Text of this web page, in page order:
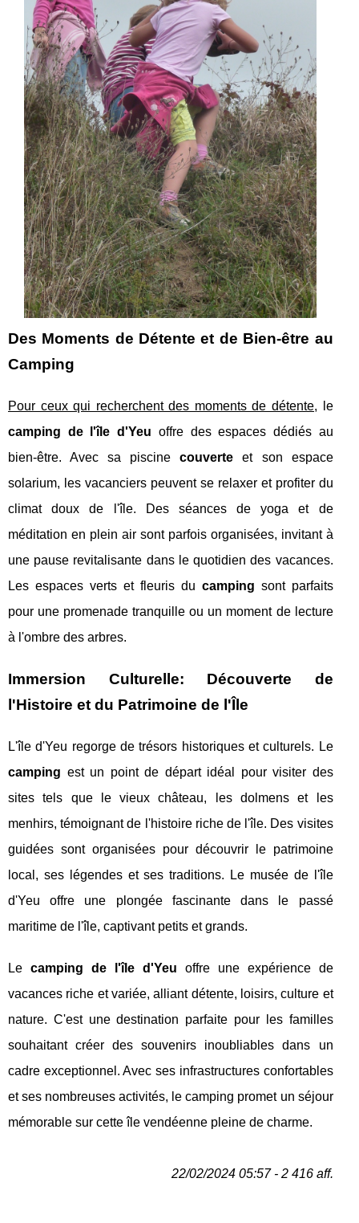
Des Moments de Détente et de Bien-être au
Camping
Pour ceux qui recherchent des moments de détente, le
camping de l'île d'Yeu offre des espaces dédiés au
bien-être. Avec sa piscinecouverte et son espace
solarium, les vacanciers peuvent se relaxer et profiter du
climat doux de l'île. Des séances de yoga et de
méditation en plein air sont parfois organisées, invitant à
une pause revitalisante dans le quotidien des vacances.
Les espaces verts et fleuris du camping sont parfaits
pour une promenade tranquille ou un moment de lecture
à l'ombre des arbres.
Immersion Culturelle: Découverte de
l'Histoire et du Patrimoine de l'Île
L'île d'Yeu regorge de trésors historiques et culturels. Le
camping est un point de départ idéal pour visiter des
sites tels que le vieux château, les dolmens et les
menhirs, témoignant de l'histoire riche de l'île. Des visites
guidées sont organisées pour découvrir le patrimoine
local, ses légendes et ses traditions. Le musée de l'île
d'Yeu offre une plongée fascinante dans le passé
maritime de l'île, captivant petits et grands.
Le camping de l'île d'Yeu offre une expérience de
vacances riche et variée, alliant détente, loisirs, culture et
nature. C'est une destination parfaite pour les familles
souhaitant créer des souvenirs inoubliables dans un
cadre exceptionnel. Avec ses infrastructures confortables
et ses nombreuses activités, le camping promet un séjour
mémorable sur cette île vendéenne pleine de charme.
22/02/2024 05:57 - 2 416 aff.